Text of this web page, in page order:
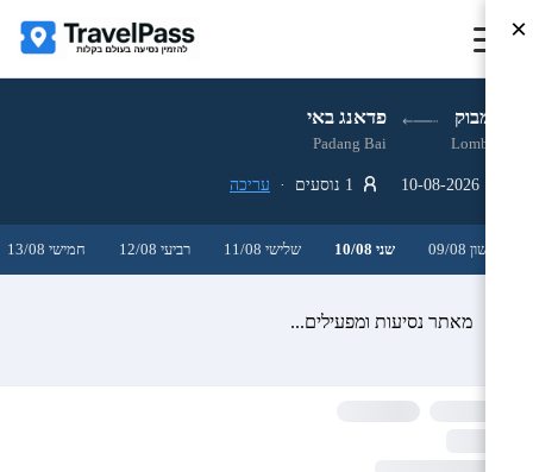
לומבוק פדאנג באי
Lombok
Padang Bai
עריכה
ראשון 09/08 שני 10/08 שלישי 11/08 רביעי 12/08 חמישי 13/08
מאתר נסיעות ומפעילים...
×